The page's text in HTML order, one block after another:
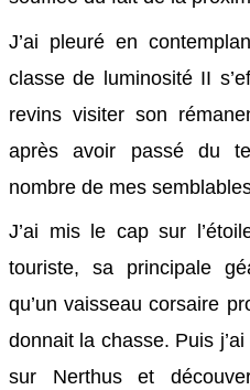
J’ai pleuré en
classe de luminosité II
revins visiter son
après avoir passé du
nombre de mes
J’ai mis le cap sur
touriste, sa principale
qu’un vaisseau corsaire
donnait la chasse. Puis
sur Nerthus et